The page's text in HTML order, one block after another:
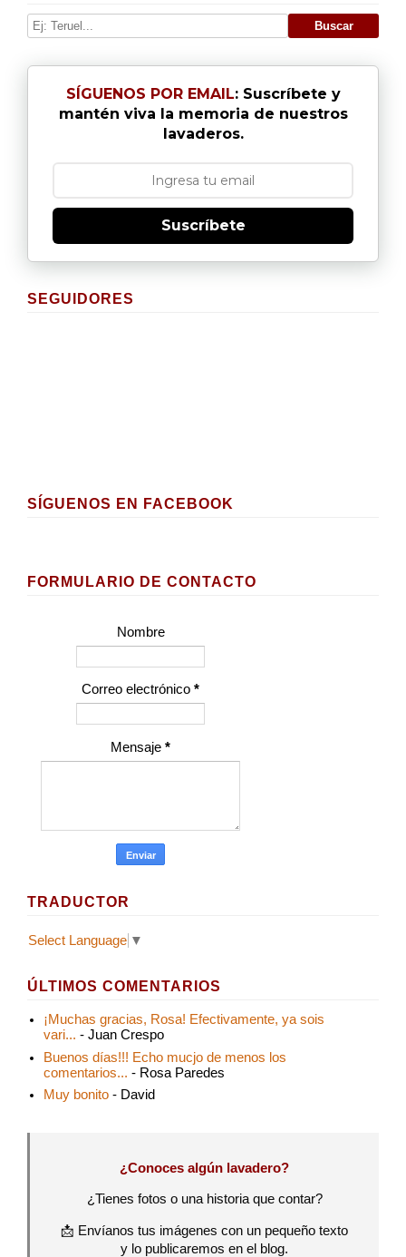
SÍGUENOS POR EMAIL: Suscríbete y
mantén viva la memoria de nuestros
lavaderos.
Suscríbete
SEGUIDORES
SÍGUENOS EN FACEBOOK
FORMULARIO DE CONTACTO
Nombre
Correo electrónico *
Mensaje *
TRADUCTOR
Select Language ▼
ÚLTIMOS COMENTARIOS
¡Muchas gracias, Rosa! Efectivamente, ya sois
vari... - Juan Crespo
Buenos días!!! Echo mucjo de menos los
comentarios... - Rosa Paredes
Muy bonito - David
¿Conoces algún lavadero?
¿Tienes fotos o una historia que contar?
📩 Envíanos tus imágenes con un pequeño texto
y lo publicaremos en el blog.